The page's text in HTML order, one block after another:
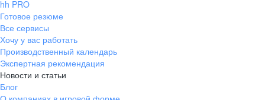
hh PRO
Готовое резюме
Все сервисы
Хочу у вас работать
Производственный календарь
Экспертная рекомендация
Новости и статьи
Блог